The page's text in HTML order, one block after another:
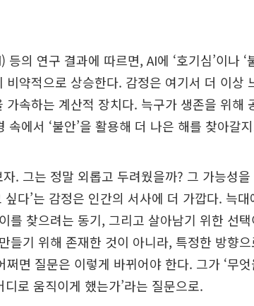
의 연구 결과에 따르면, AI에 ‘호기심’이나 ‘
약적으로 상승한다. 감정은 여기서 더 이상
속하는 계산적 장치다. 늑구가 생존을 위해
속에서 ‘불안’을 활용해 더 나은 해를 찾아갈
. 그는 정말 외롭고 두려웠을까? 그 가능성
다’는 감정은 인간의 서사에 더 가깝다. 늑
를 찾으려는 동기, 그리고 살아남기 위한 선
들기 위해 존재한 것이 아니라, 특정한 방향
면 질문은 이렇게 바뀌어야 한다. 그가 ‘무
로 움직이게 했는가’라는 질문으로.